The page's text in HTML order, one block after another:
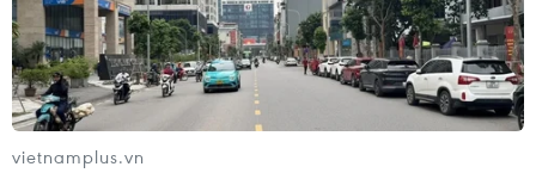
để lại nhằm bảo tồn không bị mai một.
vietnamplus.vn